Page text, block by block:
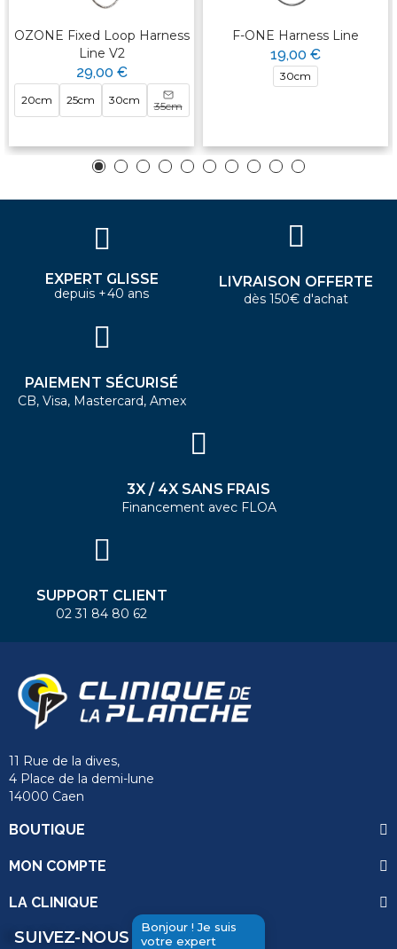
OZONE Fixed Loop Harness
Line V2
29,00 €
20cm 25cm 30cm 35cm
F-ONE Harness Line
19,00 €
30cm
Bonjour ! Je suis
votre expert
EXPERT GLISSE
depuis +40 ans
LIVRAISON OFFERTE
dès 150€ d'achat
PAIEMENT SÉCURISÉ
CB, Visa, Mastercard, Amex
3X / 4X SANS FRAIS
Financement avec FLOA
SUPPORT CLIENT
02 31 84 80 62
11 Rue de la dives,
4 Place de la demi-lune
14000 Caen
BOUTIQUE
MON COMPTE
LA CLINIQUE
SUIVEZ-NOUS